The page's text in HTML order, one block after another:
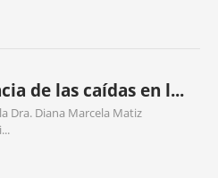
de las caídas en l...
Dra. Diana Marcela Matiz